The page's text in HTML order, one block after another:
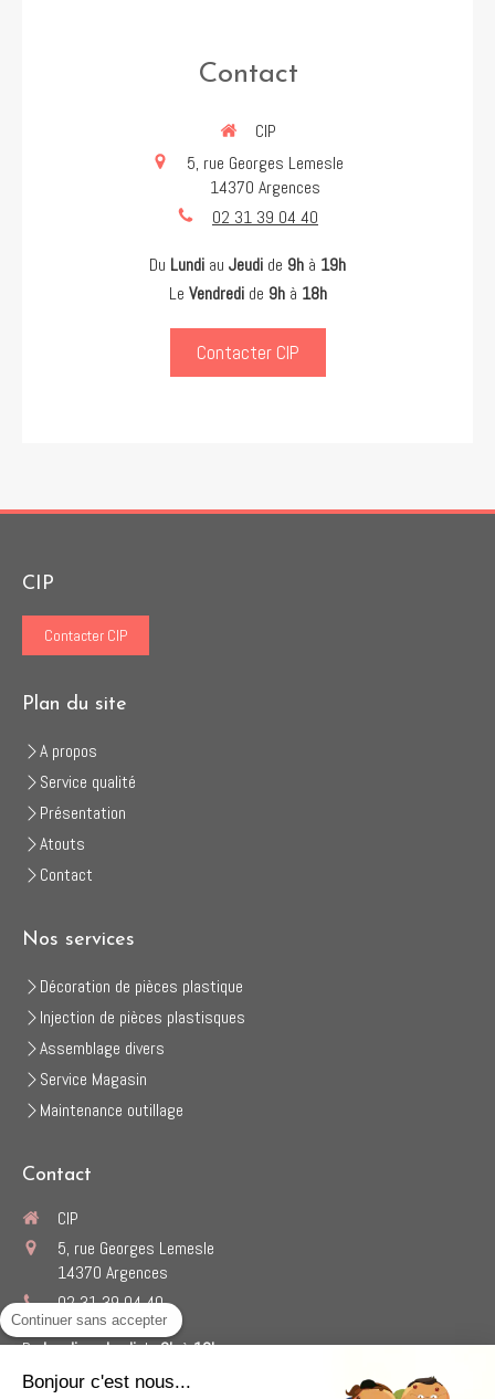
Contact
CIP
5, rue Georges Lemesle
14370 Argences
02 31 39 04 40
Du Lundi au Jeudi de 9h à 19h
Le Vendredide 9hà 18h
Contacter CIP
CIP
Contacter CIP
Plan du site
A propos
Service qualité
Présentation
Atouts
Contact
Nos services
Décoration de pièces plastique
Injection de pièces plastisques
Assemblage divers
Service Magasin
Maintenance outillage
Contact
CIP
5, rue Georges Lemesle
14370 Argences
02 31 39 04 40
DuLundiauJeudide9hà19h
LeVendredide9hà18h
Continuer sans accepter
Bonjour c'est nous...